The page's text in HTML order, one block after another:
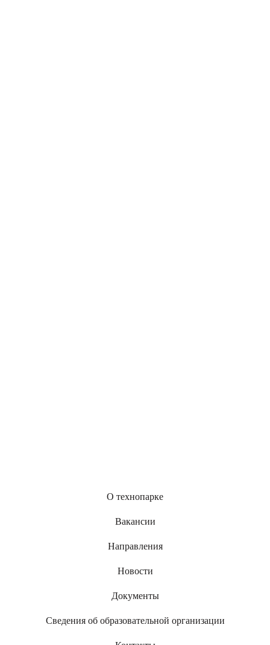
О технопарке
Вакансии
Направления
Новости
Документы
Сведения об образовательной организации